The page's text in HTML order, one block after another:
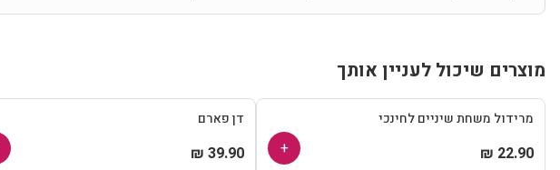
מוצרים שיכול לעניין אותך
מרידול משחת שיניים לחינכי
22.90 ₪
+
דן פארם
39.90 ₪